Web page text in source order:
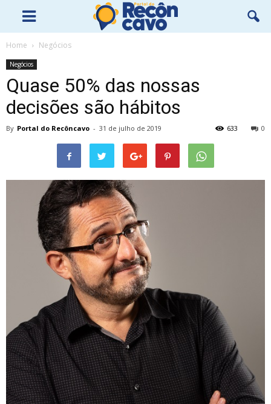
Home Negócios
Negócios
Quase 50% das nossas
decisões são hábitos
By Portal do Recôncavo - 31 de julho de 2019 0
633